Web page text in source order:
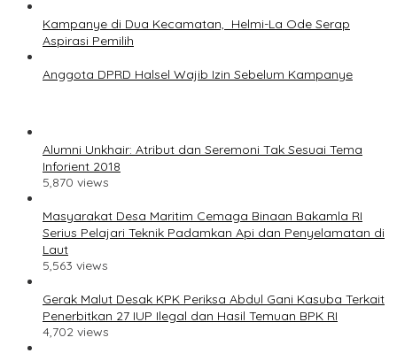
Kampanye di Dua Kecamatan, Helmi-La Ode Serap
Aspirasi Pemilih
Anggota DPRD Halsel Wajib Izin Sebelum Kampanye
Alumni Unkhair: Atribut dan Seremoni Tak Sesuai Tema
Inforient 2018
5,870 views
Masyarakat Desa Maritim Cemaga Binaan Bakamla RI
Serius Pelajari Teknik Padamkan Api dan Penyelamatan di
Laut
5,563 views
Gerak Malut Desak KPK Periksa Abdul Gani Kasuba Terkait
Penerbitkan 27 IUP Ilegal dan Hasil Temuan BPK RI
4,702 views